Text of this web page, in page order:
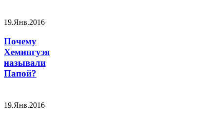
19.Янв.2016
Почему
Хемингуэя
называли
Папой?
19.Янв.2016